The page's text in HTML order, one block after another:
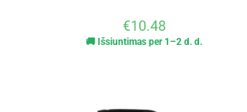
€10.48
🚚 Išsiuntimas per 1–2 d. d.